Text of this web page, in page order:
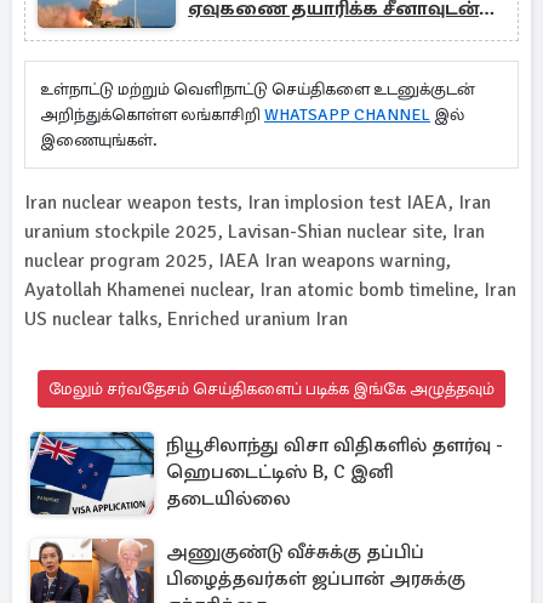
ஏவுகணை தயாரிக்க சீனாவுடன்
ஒப்பந்தம்
உள்நாட்டு மற்றும் வெளிநாட்டு செய்திகளை உடனுக்குடன்
அறிந்துக்கொள்ள லங்காசிறி WHATSAPP CHANNEL இல்
இணையுங்கள்.
Iran nuclear weapon tests, Iran implosion test IAEA, Iran
uranium stockpile 2025, Lavisan-Shian nuclear site, Iran
nuclear program 2025, IAEA Iran weapons warning,
Ayatollah Khamenei nuclear, Iran atomic bomb timeline, Iran
US nuclear talks, Enriched uranium Iran
மேலும் சர்வதேசம் செய்திகளைப் படிக்க இங்கே அழுத்தவும்
நியூசிலாந்து விசா விதிகளில் தளர்வு -
ஹெபடைட்டிஸ் B, C இனி
தடையில்லை
அணுகுண்டு வீச்சுக்கு தப்பிப்
பிழைத்தவர்கள் ஜப்பான் அரசுக்கு